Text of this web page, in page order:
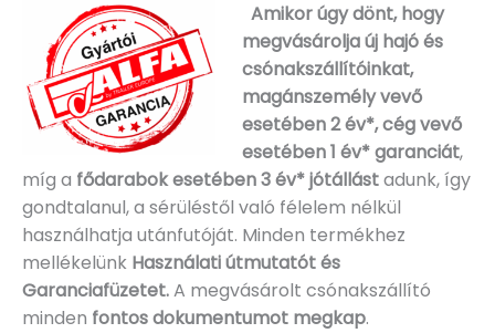
Amikor úgy dönt, hogy
megvásárolja új hajó és
csónakszállítóinkat,
magánszemély vevő
esetében 2 év*, cég vevő
esetében 1 év* garanciát,
míg a fődarabok esetében 3 év* jótállástadunk, így
gondtalanul, a sérüléstől való félelem nélkül
használhatja utánfutóját. Minden termékhez
mellékelünk Használati útmutatót és
Garanciafüzetet.A megvásárolt csónakszállító
minden fontos dokumentumot megkap.